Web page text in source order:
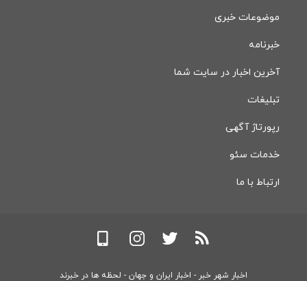
موضوعات خبری
خبرنامه
آخرین اخبار در سایت شما
تبلیغات
رپورتاژ آگهی
خدمات سئو
ارتباط با ما
اخبار شهر خبر - اخبار ایران و جهان - لحظه ها در خبرند